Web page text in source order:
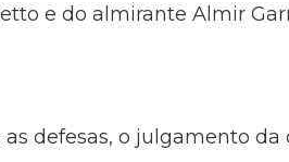
e do almirante Almir
defesas, o julgamento